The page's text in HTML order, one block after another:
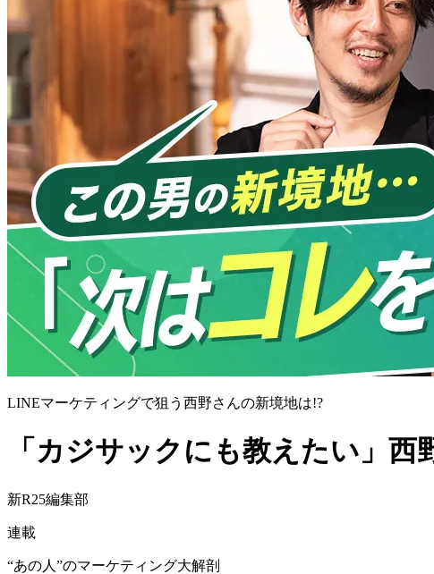
LINEマーケティングで狙う西野さんの新境地は!?
「カジサックにも教えたい」
新R25編集部
連載
“あの人”のマーケティング大解剖